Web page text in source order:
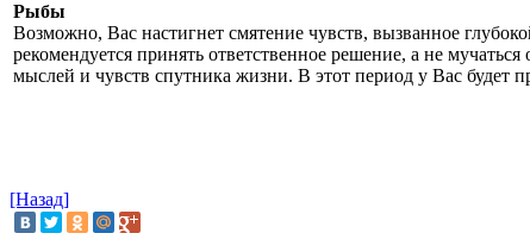
Рыбы
Возможно, Вас настигнет смятение чувств, вызванное
рекомендуется принять ответственное решение, а не
мыслей и чувств спутника жизни. В этот период у Вас будет
[Назад]